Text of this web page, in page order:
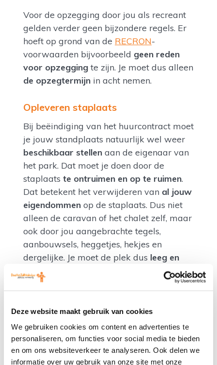
Deze website maakt gebruik van cookies
We gebruiken cookies om content en advertenties te
personaliseren, om functies voor social media te bieden
en om ons websiteverkeer te analyseren. Ook delen we
informatie over uw gebruik van onze site met onze
Voor de opzegging door jou als recreant
gelden verder geen bijzondere regels. Er
hoeft op grond van de RECRON-
voorwaarden bijvoorbeeld geen reden
voor opzegging te zijn. Je moet dus alleen
de opzegtermijn in acht nemen.
Opleveren staplaats
Bij beëindiging van het huurcontract moet
je jouw standplaats natuurlijk wel weer
beschikbaar stellen aan de eigenaar van
het park. Dat moet je doen door de
staplaats te ontruimen en op te ruimen.
Dat betekent het verwijderen van al jouw
eigendommen op de staplaats. Dus niet
alleen de caravan of het chalet zelf, maar
ook door jou aangebrachte tegels,
aanbouwsels, heggetjes, hekjes en
dergelijke. Je moet de plek dus leeg en
schoon opleveren
. Dat moet uiterlijk op
de laatste dag van de opzegtermijn. Aan
verbonden zijn. Bovendien is het vaak erg
zonde van alles dat jij hebt aangebracht
ter verbetering. Je kunt met de eigenaar
van het park of de volgende huurder
overleggen.